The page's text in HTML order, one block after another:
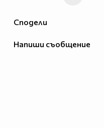
Сподели
Напиши съобщение